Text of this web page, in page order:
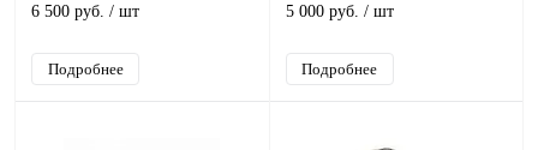
6 500 руб. / шт
Подробнее
5 000 руб. / шт
Подробнее